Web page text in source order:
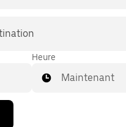
Heure
Maintenant